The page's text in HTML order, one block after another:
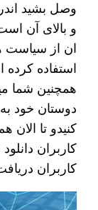
و بالای آن
ان از سیاست
استفاده
همچنین شما
دوستان خود
کنیدو تا الان
کاربران
کاربران